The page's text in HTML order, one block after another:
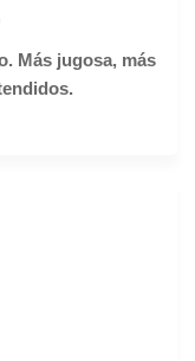
Más jugosa, más